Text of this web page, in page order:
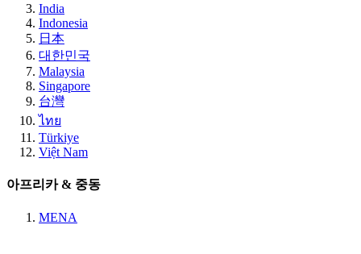
India
Indonesia
日本
대한민국
Malaysia
Singapore
台灣
ไทย
Türkiye
Việt Nam
아프리카 & 중동
MENA